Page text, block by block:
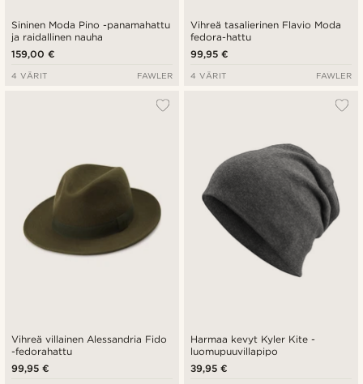
Sininen Moda Pino -panamahattu
ja raidallinen nauha
159,00 €
4 VÄRIT FAWLER
Vihreä tasalierinen Flavio Moda
fedora-hattu
99,95 €
4 VÄRIT FAWLER
Vihreä villainen Alessandria Fido
-fedorahattu
99,95 €
Harmaa kevyt Kyler Kite -
luomupuuvillapipo
39,95 €